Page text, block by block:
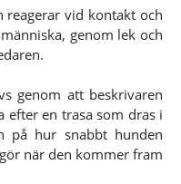
reagerar vid kontakt och
genom lek och
genom att beskrivaren
efter en trasa som dras i
på hur snabbt hunden
när den kommer fram